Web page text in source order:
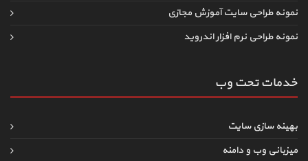
نمونه طراحی سایت آموزش مجازی
نمونه طراحی نرم افزار اندروید
خدمات تحت وب
بهینه سازی سایت
میزبانی وب و دامنه